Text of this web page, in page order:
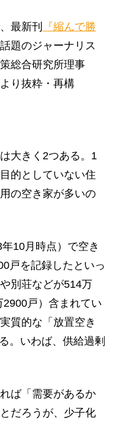
最新刊
『縮んで勝
題のジャーナリス
総合研究所理事
り抜粋・再構
大きく2つある。1
的としていない住
の空き家が多いの
10月時点）で空き
戸を記録したといっ
別荘などが514万
戸）含まれてい
質的な「放置空き
。いわば、供給過剰
ば「需要があるか
だろうが、少子化